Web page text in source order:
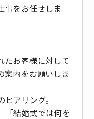
事をお任せしま
たお客様に対して
案内をお願いしま
アリング。
「結婚式では何を